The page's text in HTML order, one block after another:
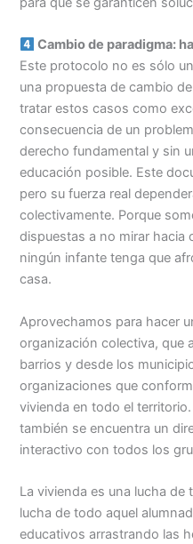
Cambio de paradigma:
Este protocolo no es sólo
una propuesta de cambio
tratar estos casos como
consecuencia de un
derecho fundamental y sin
educación posible. Este
pero su fuerza real
colectivamente. Porque
dispuestas a no mirar hacia
ningún infante tenga que
casa.
Aprovechamos para hacer
organización colectiva, que
barrios y desde los
organizaciones que
vivienda en todo el
también se encuentra un
interactivo con todos los
La vivienda es una lucha
lucha de todo aquel
educativos arrastrando las